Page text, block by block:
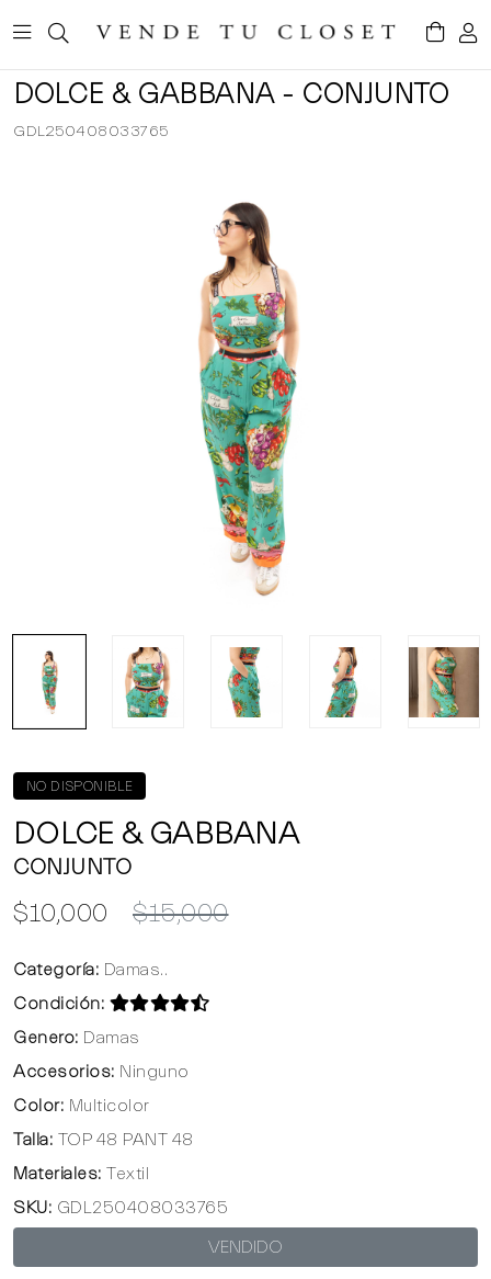
DOLCE & GABBANA - CONJUNTO
GDL250408033765
NO DISPONIBLE
DOLCE & GABBANA
CONJUNTO
$10,000 $15,000
Categoría: Damas..
Condición:
Genero: Damas
Accesorios: Ninguno
Color: Multicolor
Talla: TOP 48 PANT 48
Materiales: Textil
SKU: GDL250408033765
VENDIDO